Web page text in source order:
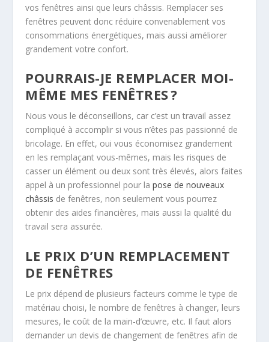
vos fenêtres ainsi que leurs châssis. Remplacer ses
fenêtres peuvent donc réduire convenablement vos
consommations énergétiques, mais aussi améliorer
grandement votre confort.
POURRAIS-JE REMPLACER MOI-
MÊME MES FENÊTRES ?
Nous vous le déconseillons, car c’est un travail assez
compliqué à accomplir si vous n’êtes pas passionné de
bricolage. En effet, oui vous économisez grandement
en les remplaçant vous-mêmes, mais les risques de
casser un élément ou deux sont très élevés, alors faites
appel à un professionnel pour lapose de nouveaux
châssis de fenêtres, non seulement vous pourrez
obtenir des aides financières, mais aussi la qualité du
travail sera assurée.
LE PRIX D’UN REMPLACEMENT
DE FENÊTRES
Le prix dépend de plusieurs facteurs comme le type de
matériau choisi, le nombre de fenêtres à changer, leurs
mesures, le coût de la main-d’œuvre, etc. Il faut alors
demander un devis de changement de fenêtres afin de